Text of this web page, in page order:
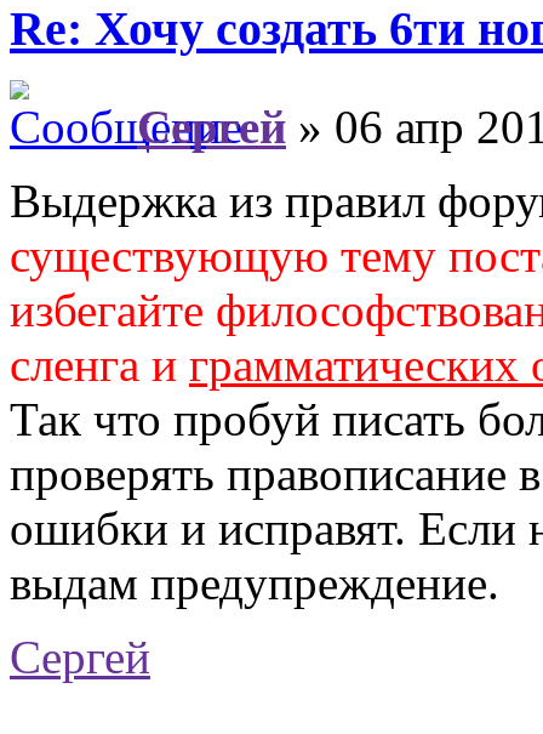
Re: Хочу создать 6ти
Сергей » 06 апр
Выдержка из правил
существующую тему
избегайте
сленга и
Так что пробуй писать
проверять правописание
ошибки и исправят. Если
выдам предупреждение.
Сергей